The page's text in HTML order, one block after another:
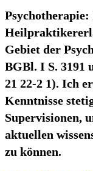
Psychotherapie:
Gebiet der
BGBl. I S. 3191
21 22-2 1). Ich
Kenntnisse
Supervisionen,
aktuellen
zu können.